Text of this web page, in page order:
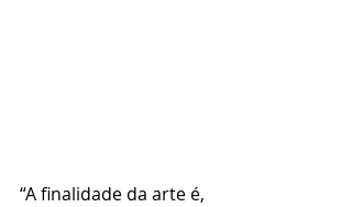
“A finalidade da arte é,